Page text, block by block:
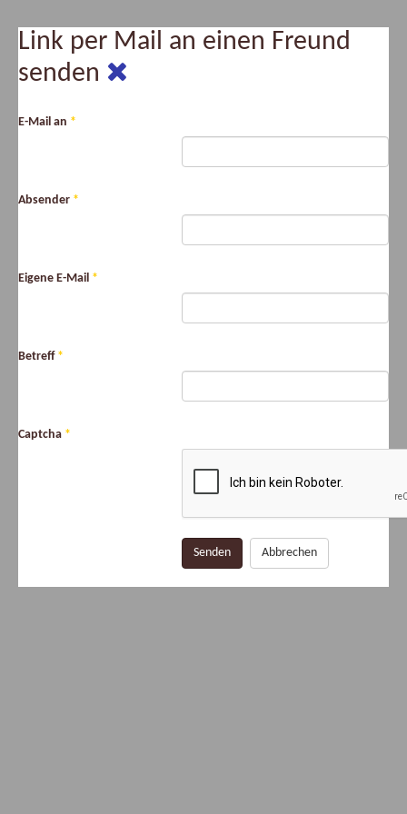
Link per Mail an einen Freund
senden
E-Mail an *
Absender *
Eigene E-Mail *
Betreff*
Captcha *
Senden Abbrechen